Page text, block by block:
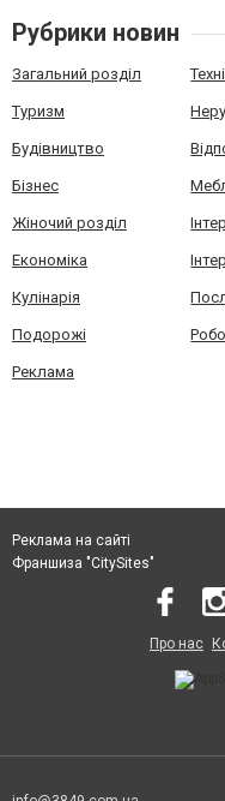
Рубрики новин
Загальний розділ
Туризм
Будівництво
Бізнес
Жіночий розділ
Економіка
Кулінарія
Подорожі
Реклама
Реклама на сайті
Франшиза "CitySites"
Про нас